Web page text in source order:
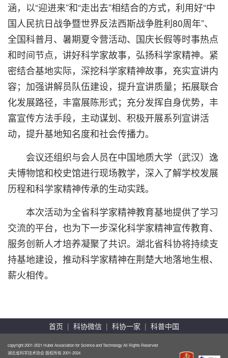
涵，以“迎进来”和“走出去”相结合的方式，利用好“中
国人民抗日战争暨世界反法西斯战争胜利80周年”、
全国科普月、暑期夏令营活动、国庆长假等时事热点
和时间节点，讲好科学家故事，弘扬科学家精神。紧
密结合基地实际，深挖科学家精神故事，充实宣讲内
容；加强讲解员队伍建设，提升宣讲质量；拓展联合
化发展路径，丰富展陈形式；充分发挥自身优势，丰
富宣传方法手段，主动谋划、积极开展系列宣讲活
动，提升基地知名度和社会传播力。
会议还组织与会人员在中国地质大学（武汉）逸
夫博物馆和校史馆进行现场教学，深入了解学校发展
历程和科学家精神传承的生动实践。
本次活动为全省科学家精神教育基地提供了学习
交流的平台，也为下一步深化科学家精神宣传教育、
服务创新人才培养凝聚了共识。湖北省科协将持续支
持基地建设，推动科学家精神在荆楚大地落地生根、
薪火相传。
首页 | 科协微信 | 科协一家 | 科普中国
copyright 2001-2021 Hubei Association for Science and Technology All Rights Reserved
湖北省科学技术协会 版权所有 2001-2024